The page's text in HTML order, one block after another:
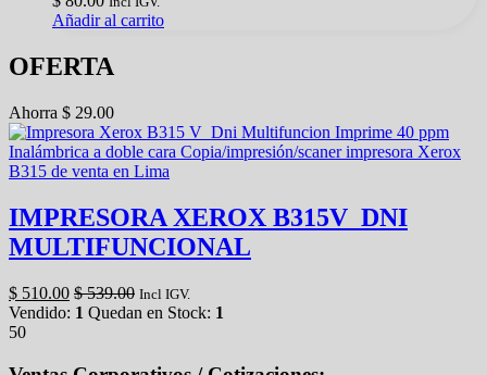
Añadir al carrito
OFERTA
Ahorra $ 29.00
IMPRESORA XEROX B315V_DNI
MULTIFUNCIONAL
$ 510.00 $539.00 Incl IGV.
Vendido: 1 Quedan en Stock: 1
50